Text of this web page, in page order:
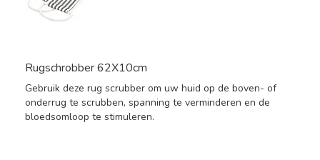
Rugschrobber 62X10cm
Gebruik deze rug scrubber om uw huid op de boven- of
onderrug te scrubben, spanning te verminderen en de
bloedsomloop te stimuleren.